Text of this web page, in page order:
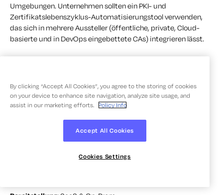
Umgebungen. Unternehmen sollten ein PKI- und
Zertifikatslebenszyklus-Automatisierungstool verwenden,
das sich in mehrere Aussteller (öffentliche, private, Cloud-
basierte und in DevOps eingebettete CAs) integrieren lässt.
Werkzeuge:Fortanix Data Security Manager (DSM), Fortanix
Fortanix ist eine datenbasierte Multi-Cloud-
Sicherheitsplattform, die ihre einzigartige
By clicking “Accept All Cookies”, you agree to the storing of cookies
on your device to enhance site navigation, analyze site usage, and
assist in our marketing efforts.
Policy Info
Accept All Cookies
Cookies Settings